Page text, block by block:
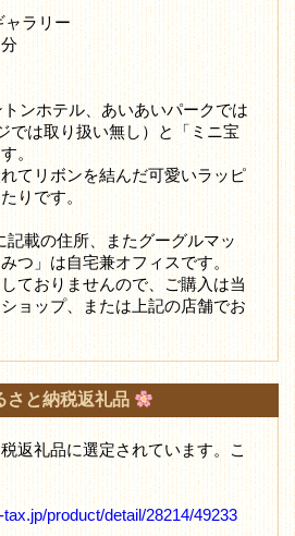
ラリー
ンホテル、あいあいパークでは
では取り扱い無し）と「ミニ宝
。
てリボンを結んだ可愛いラッピ
りです。
記載の住所、またグーグルマッ
つ」は自宅兼オフィスです。
ておりませんので、ご購入は当
ョップ、または上記の店舗でお
さと納税返礼品
返礼品に選定されています。こ
product/detail/28214/49233